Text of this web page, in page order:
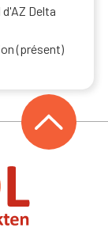
Delta
(présent)